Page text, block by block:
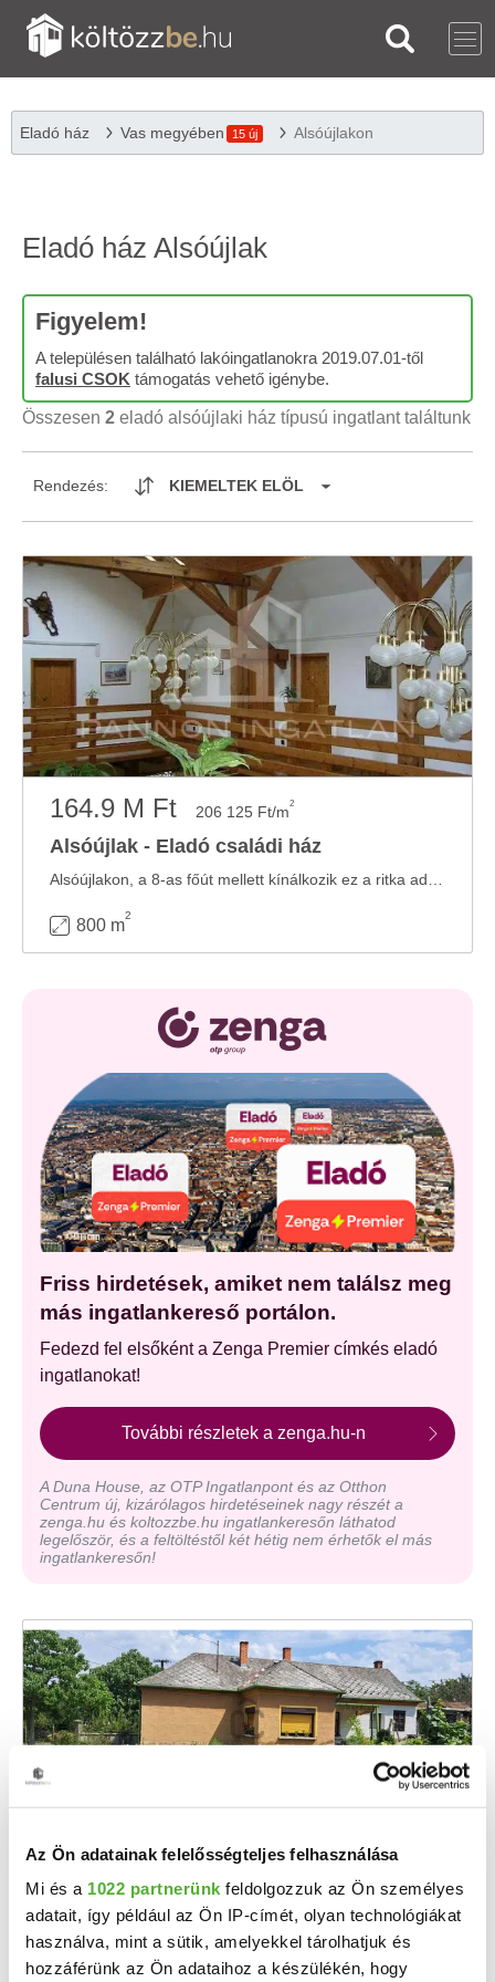
Az Ön adatainak felelősségteljes felhasználása
Mi és a 1022 partnerünk feldolgozzuk az Ön személyes
adatait, így például az Ön IP-címét, olyan technológiákat
használva, mint a sütik, amelyekkel tárolhatjuk és
hozzáférünk az Ön adataihoz a készülékén, hogy
Eladó ház Vas megyében 15 új Alsóújlakon
Eladó ház Alsóújlak
Figyelem!
A településen található lakóingatlanokra 2019.07.01-től
falusi CSOK támogatás vehető igénybe.
Összesen 2 eladó alsóújlaki ház típusú ingatlant találtunk
Rendezés: KIEMELTEK ELÖL
164.9 M Ft 206 125 Ft/m2
Alsóújlak - Eladó családi ház
800 m
2
Friss hirdetések, amiket nem találsz meg
más ingatlankereső portálon.
Fedezd fel elsőként a Zenga Premier címkés eladó
ingatlanokat!
További részletek a zenga.hu-n
A Duna House, az OTP Ingatlanpont és az Otthon
Centrum új, kizárólagos hirdetéseinek nagy részét a
zenga.hu és koltozzbe.hu ingatlankeresőn láthatod
legelőször, és a feltöltéstől két hétig nem érhetők el más
ingatlankeresőn!
Alsóújlak - Eladó családi ház